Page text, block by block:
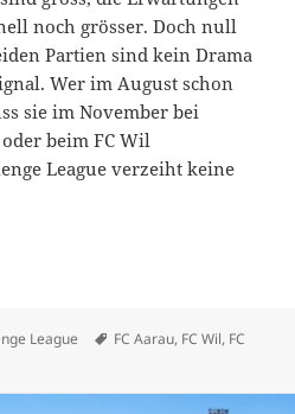
noch grösser. Doch null
Partien sind kein Drama
Wer im August schon
sie im November bei
beim FC Wil
League verzeiht keine
fallen – und plötzlich steht
League Schlagwörter
FC Aarau, FC Wil, FC